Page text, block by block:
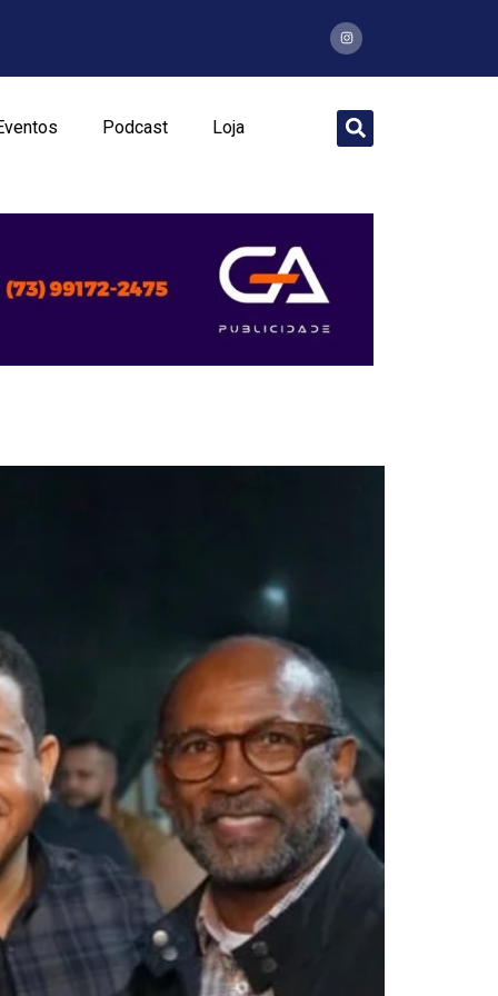
Podcast Loja